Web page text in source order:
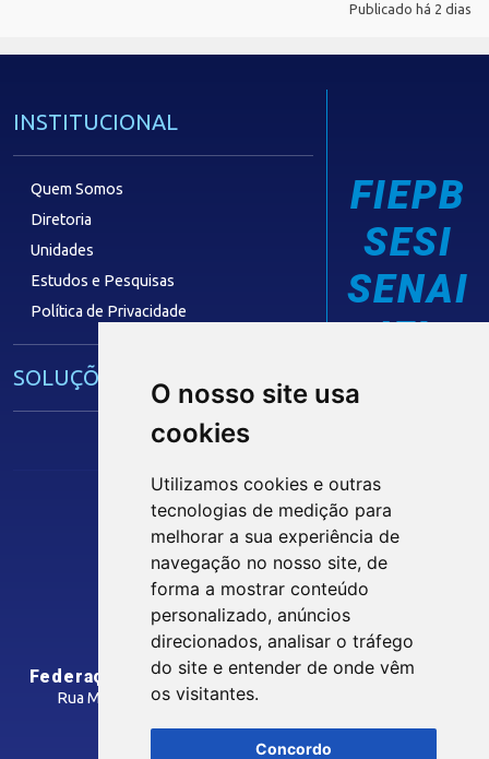
O nosso site usa
cookies
Utilizamos cookies e outras
tecnologias de medição para
melhorar a sua experiência de
navegação no nosso site, de
forma a mostrar conteúdo
personalizado, anúncios
direcionados, analisar o tráfego
do site e entender de onde vêm
os visitantes.
Concordo
Publicado há 2 dias
INSTITUCIONAL
Quem Somos
Diretoria
Unidades
Estudos e Pesquisas
Política de Privacidade
SOLUÇÕES E SERVIÇOS
Núcleo de Acesso ao Crédito
Centro Internacional de Negócios -
CONTRIBUIÇÃO SINDICAL
SINDICATOS FILIADOS
FIEPB
SESI
SENAI
IEL
Siga nossas Redes Sociais
INTRANET
Federação das Indústrias do Estado da Paraíba
Rua Manoel Gonçalves Guimarães, 195 - José Pinheiro
Como Chegar